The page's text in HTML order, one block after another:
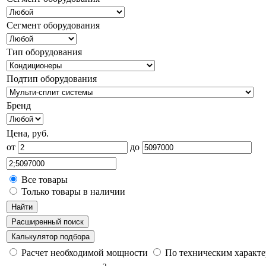
Сегмент оборудования
Тип оборудования
Подтип оборудования
Бренд
Цена, руб.
от
до
Все товары
Только товары в наличии
Найти
Расширенный поиск
Калькулятор подбора
Расчет необходимой мощности
По техническим